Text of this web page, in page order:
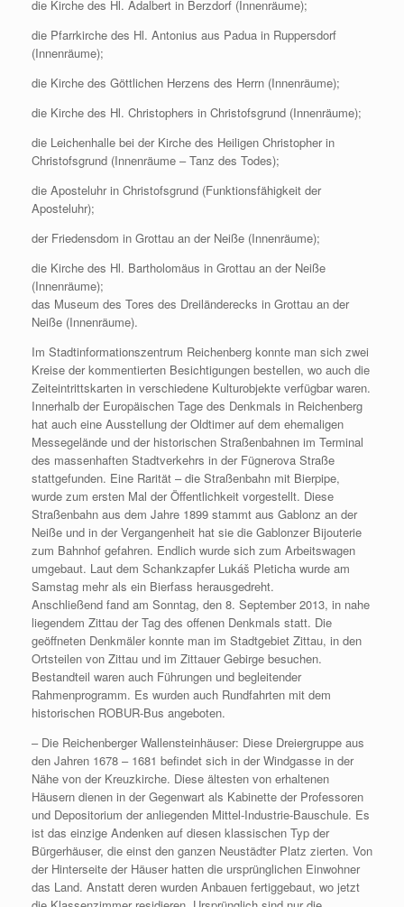
die Kirche des Hl. Adalbert in Berzdorf (Innenräume);
die Pfarrkirche des Hl. Antonius aus Padua in Ruppersdorf
(Innenräume);
die Kirche des Göttlichen Herzens des Herrn (Innenräume);
die Kirche des Hl. Christophers in Christofsgrund (Innenräume);
die Leichenhalle bei der Kirche des Heiligen Christopher in
Christofsgrund (Innenräume – Tanz des Todes);
die Aposteluhr in Christofsgrund (Funktionsfähigkeit der
Aposteluhr);
der Friedensdom in Grottau an der Neiße (Innenräume);
die Kirche des Hl. Bartholomäus in Grottau an der Neiße
(Innenräume);
das Museum des Tores des Dreiländerecks in Grottau an der
Neiße (Innenräume).
Im Stadtinformationszentrum Reichenberg konnte man sich zwei
Kreise der kommentierten Besichtigungen bestellen, wo auch die
Zeiteintrittskarten in verschiedene Kulturobjekte verfügbar waren.
Innerhalb der Europäischen Tage des Denkmals in Reichenberg
hat auch eine Ausstellung der Oldtimer auf dem ehemaligen
Messegelände und der historischen Straßenbahnen im Terminal
des massenhaften Stadtverkehrs in der Fügnerova Straße
stattgefunden. Eine Rarität – die Straßenbahn mit Bierpipe,
wurde zum ersten Mal der Öffentlichkeit vorgestellt. Diese
Straßenbahn aus dem Jahre 1899 stammt aus Gablonz an der
Neiße und in der Vergangenheit hat sie die Gablonzer Bijouterie
zum Bahnhof gefahren. Endlich wurde sich zum Arbeitswagen
umgebaut. Laut dem Schankzapfer Lukáš Pleticha wurde am
Samstag mehr als ein Bierfass herausgedreht.
Anschließend fand am Sonntag, den 8. September 2013, in nahe
liegendem Zittau der Tag des offenen Denkmals statt. Die
geöffneten Denkmäler konnte man im Stadtgebiet Zittau, in den
Ortsteilen von Zittau und im Zittauer Gebirge besuchen.
Bestandteil waren auch Führungen und begleitender
Rahmenprogramm. Es wurden auch Rundfahrten mit dem
historischen ROBUR-Bus angeboten.
– Die Reichenberger Wallensteinhäuser: Diese Dreiergruppe aus
den Jahren 1678 – 1681 befindet sich in der Windgasse in der
Nähe von der Kreuzkirche. Diese ältesten von erhaltenen
Häusern dienen in der Gegenwart als Kabinette der Professoren
und Depositorium der anliegenden Mittel-Industrie-Bauschule. Es
ist das einzige Andenken auf diesen klassischen Typ der
Bürgerhäuser, die einst den ganzen Neustädter Platz zierten. Von
der Hinterseite der Häuser hatten die ursprünglichen Einwohner
das Land. Anstatt deren wurden Anbauen fertiggebaut, wo jetzt